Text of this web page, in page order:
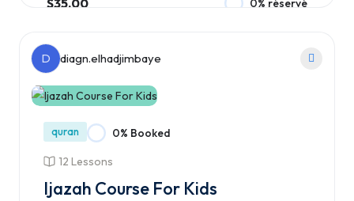
0% réservé
D diagn.elhadjimbaye
quran 0% Booked
12 Lessons
Ijazah Course For Kids